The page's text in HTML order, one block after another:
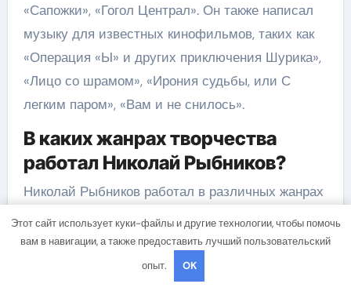
«Сапожки», «Гогол Централ». Он также написал
музыку для известных кинофильмов, таких как
«Операция «Ы» и других приключения Шурика»,
«Лицо со шрамом», «Ирония судьбы, или С
легким паром», «Вам и не снилось».
В каких жанрах творчества
работал Николай Рыбников?
Николай Рыбников работал в различных жанрах
музыкального искусства. Он создавал песни в
популярном жанре, написал музыку для кино и
театра. Также он компонировал хоровую и
симфоническую музыку, а также оперу.
Этот сайт использует куки-файлы и другие технологии, чтобы помочь
вам в навигации, а также предоставить лучший пользовательский
опыт.
OK